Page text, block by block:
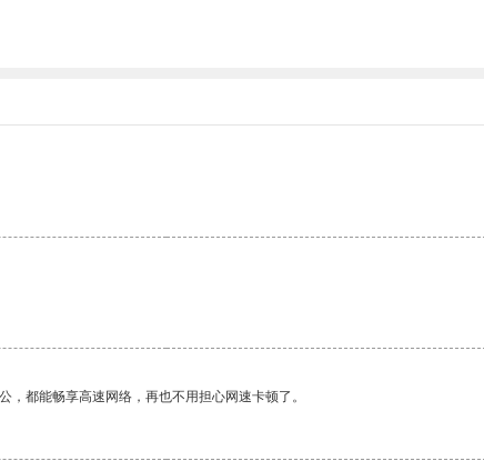
都能畅享高速网络，再也不用担心网速卡顿了。